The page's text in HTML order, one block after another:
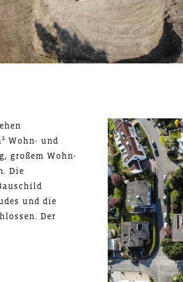
Wohn- und
großem Wohn-
Die
und die
Der